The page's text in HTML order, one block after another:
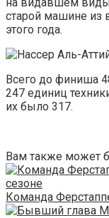
старой машине из
этого года.
Всего до финиша
247 единиц
их было 317.
Вам также может
Команда